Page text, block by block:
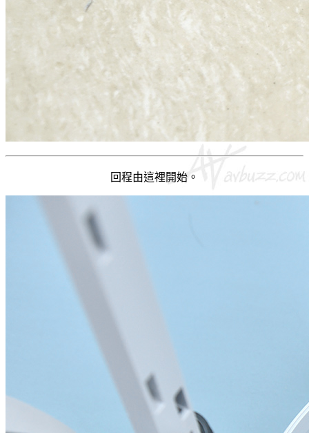
回程由這裡開始。